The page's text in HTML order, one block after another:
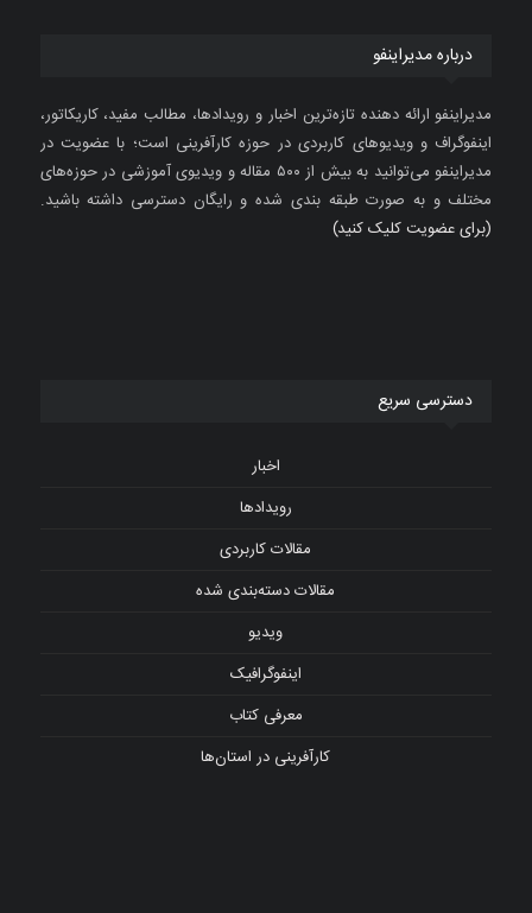
درباره مدیراینفو
مدیراینفو ارائه دهنده تازه‌ترین اخبار و رویدادها، مطالب مفید، کاریکاتور،
اینفوگراف و ویدیوهای کاربردی در حوزه کارآفرینی است؛ با عضویت در
مدیراینفو می‌توانید به بیش از ۵۰۰ مقاله و ویدیوی آموزشی در حوزه‌های
مختلف و به صورت طبقه بندی شده و رایگان دسترسی داشته باشید.
(برای عضویت کلیک کنید)
دسترسی سریع
اخبار
رویدادها
مقالات کاربردی
مقالات دسته‌بندی شده
ویدیو
اینفوگرافیک
معرفی کتاب
کارآفرینی در استان‌ها